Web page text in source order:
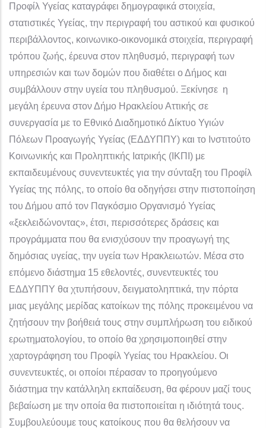
Προφίλ Υγείας καταγράφει δημογραφικά στοιχεία,
στατιστικές Υγείας, την περιγραφή του αστικού και φυσικού
περιβάλλοντος, κοινωνικο-οικονοµικά στοιχεία, περιγραφή
τρόπου ζωής, έρευνα στον πληθυσμό, περιγραφή των
υπηρεσιών και των δομών που διαθέτει ο Δήμος και
συμβάλλουν στην υγεία του πληθυσμού. Ξεκίνησε η
μεγάλη έρευνα στον Δήμο Ηρακλείου Αττικής σε
συνεργασία με το Εθνικό Διαδημοτικό Δίκτυο Υγιών
Πόλεων Προαγωγής Υγείας (ΕΔΔΥΠΠΥ) και το Ινστιτούτο
Κοινωνικής και Προληπτικής Ιατρικής (ΙΚΠΙ) με
εκπαιδευμένους συνεντευκτές για την σύνταξη του Προφίλ
Υγείας της πόλης, το οποίο θα οδηγήσει στην πιστοποίηση
του Δήμου από τον Παγκόσμιο Οργανισμό Υγείας
«ξεκλειδώνοντας», έτσι, περισσότερες δράσεις και
προγράμματα που θα ενισχύσουν την προαγωγή της
δημόσιας υγείας, την υγεία των Ηρακλειωτών. Μέσα στο
επόμενο διάστημα 15 εθελοντές, συνεντευκτές του
ΕΔΔΥΠΠΥ θα χτυπήσουν, δειγματοληπτικά, την πόρτα
μιας μεγάλης μερίδας κατοίκων της πόλης προκειμένου να
ζητήσουν την βοήθειά τους στην συμπλήρωση του ειδικού
ερωτηματολογίου, το οποίο θα χρησιμοποιηθεί στην
χαρτογράφηση του Προφίλ Υγείας του Ηρακλείου. Οι
συνεντευκτές, οι οποίοι πέρασαν το προηγούμενο
διάστημα την κατάλληλη εκπαίδευση, θα φέρουν μαζί τους
βεβαίωση με την οποία θα πιστοποιείται η ιδιότητά τους.
Συμβουλεύουμε τους κατοίκους που θα θελήσουν να